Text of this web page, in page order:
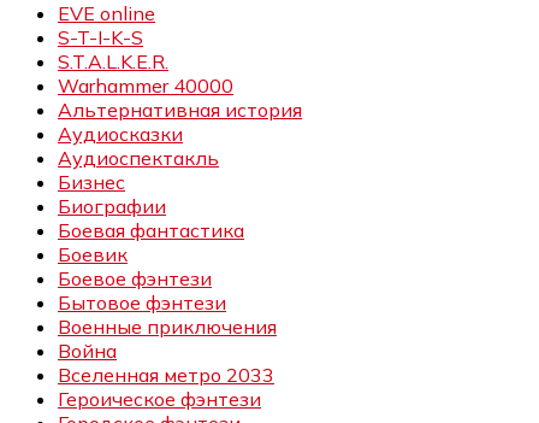
EVE online
S-T-I-K-S
S.T.A.L.K.E.R.
Warhammer 40000
Альтернативная история
Аудиосказки
Аудиоспектакль
Бизнес
Биографии
Боевая фантастика
Боевик
Боевое фэнтези
Бытовое фэнтези
Военные приключения
Война
Вселенная метро 2033
Героическое фэнтези